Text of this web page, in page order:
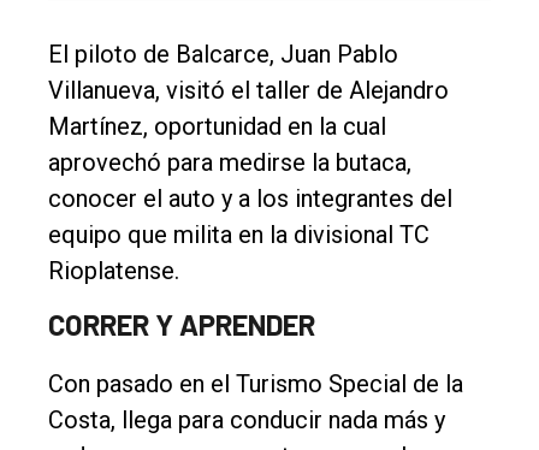
Int.
General
Política
Cultura
Entrevistas
Deportes
Fúnebres
Edición
El piloto de Balcarce, Juan Pablo
Villanueva, visitó el taller de Alejandro
Martínez, oportunidad en la cual
aprovechó para medirse la butaca,
conocer el auto y a los integrantes del
equipo que milita en la divisional TC
Rioplatense.
CORRER Y APRENDER
Con pasado en el Turismo Special de la
Costa, llega para conducir nada más y